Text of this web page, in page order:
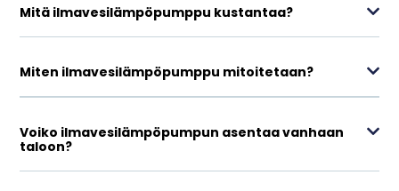
Mitä ilmavesilämpöpumppu kustantaa?
Miten ilmavesilämpöpumppu mitoitetaan?
Voiko ilmavesilämpöpumpun asentaa vanhaan
taloon?